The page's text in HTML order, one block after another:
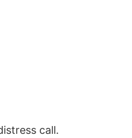
call.